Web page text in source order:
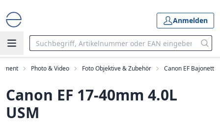
Anmelden
Photo & Video Foto Objektive & Zubehör Canon EF Bajonett
Canon EF 17-40mm 4.0L
USM